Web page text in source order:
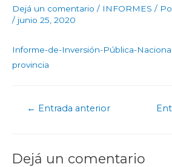
Dejá un comentario / INFORMES /
/ junio 25, 2020
Informe-de-Inversión-Pública-
provincia
← Entrada anterior
Dejá un comentario